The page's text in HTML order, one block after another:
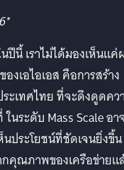
ปีนี้ เราไม่ได้มองเห็นแ
งเอไอเอส คือการสร้าง
ะเทศไทย ที่จะดึงดูดคว
นระดับ Mass Scale อา
นประโยชน์ที่ชัดเจนยิ่งขึ้น
กคุณภาพของเครือข่ายแ